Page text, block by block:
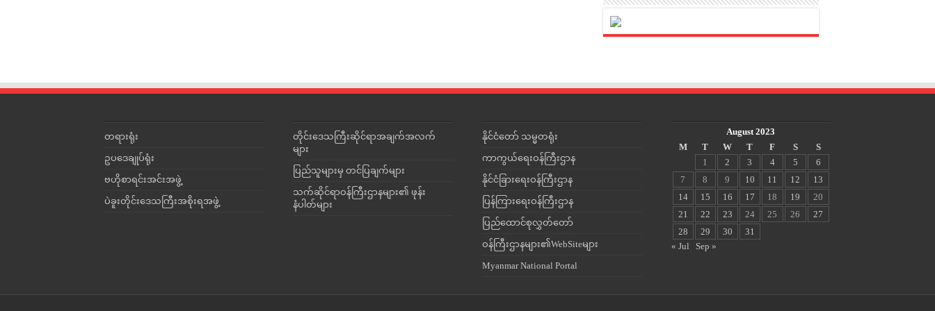
တရားရုံး
ဥပဒေချုပ်ရုံး
ဗဟိုစာရင်းအင်းအဖွဲ့
ပဲခူးတိုင်းဒေသကြီးအစိုးရအဖွဲ့
တိုင်းဒေသကြီးဆိုင်ရာအချက်အလက်
များ
ပြည်သူများမှ တင်ပြချက်များ
သက်ဆိုင်ရာဝန်ကြီးဌာနများ၏ ဖုန်း
နံပါတ်များ
နိုင်ငံတော် သမ္မတရုံး
ကာကွယ်ရေးဝန်ကြီးဌာန
နိုင်ငံခြားရေးဝန်ကြီးဌာန
ပြန်ကြားရေးဝန်ကြီးဌာန
ပြည်ထောင်စုလွှတ်တော်
ဝန်ကြီးဌာနများ၏WebSiteများ
Myanmar National Portal
August 2023
M
T W T F S
S
1
2 3 4 5
6
7
8 9 10 11 12
13
14
15 16 17 18 19
20
21
22 23 24 25 26
27
28
29 30
31
« Jul
Sep »